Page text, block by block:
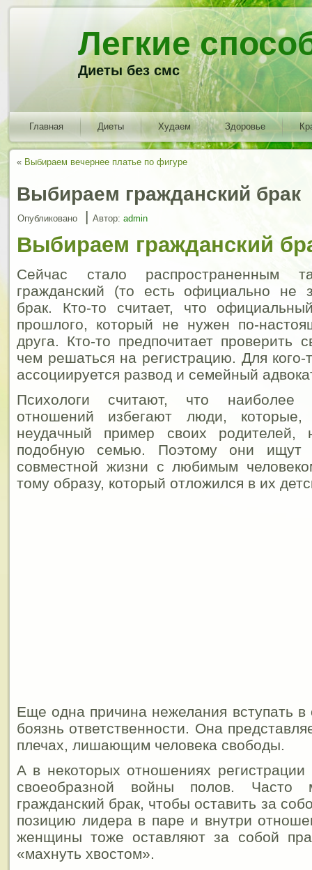
Легкие
Диеты без смс
Главная Диеты Худаем Здоровье
« Выбираем вечернее платье по фигуре
Выбираем гражданский брак
Опубликовано | Автор: admin
Выбираем гражданский
Сейчас стало распространенным
гражданский (то есть официально не
брак. Кто-то считает, что
прошлого, который не нужен по-
друга. Кто-то предпочитает проверить
чем решаться на регистрацию. Для кого-
ассоциируется развод и семейный
Психологи считают, что наиболее
отношений избегают люди, которые,
неудачный пример своих родителей,
подобную семью.
Поэтому они ищут
совместной жизни с любимым
тому образу, который отложился в их
Еще одна причина нежелания вступать
боязнь ответственности. Она
плечах, лишающим человека свободы.
А в некоторых отношениях регистрации
своеобразной войны полов. Часто
гражданский брак, чтобы оставить за
позицию лидера в паре и внутри
женщины тоже оставляют за собой
«махнуть хвостом».